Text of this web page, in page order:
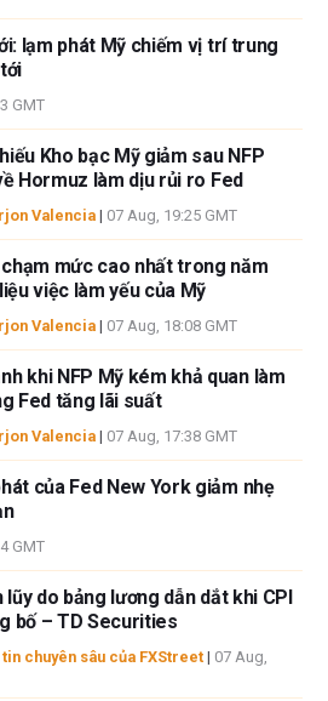
có quan hệ kinh doanh với bất kỳ công ty
nhận được tiền công cho việc viết bài
xác, đầy đủ hoặc phù hợp của thông
không chịu trách nhiệm về bất kỳ sai sót,
thương tích hoặc thiệt hại nào phát sinh từ
hoặc sử dụng thông tin này. Ngoại trừ các
là các cố vấn đầu tư đã đăng ký và không
này nhằm mục đích tư vấn đầu tư.
lạm phát Mỹ chiếm vị trí trung
GMT
Kho bạc Mỹ giảm sau NFP
Hormuz làm dịu rủi ro Fed
Valencia | 07 Aug, 19:25 GMT
mức cao nhất trong năm
việc làm yếu của Mỹ
Valencia | 07 Aug, 18:08 GMT
khi NFP Mỹ kém khả quan làm
Fed tăng lãi suất
Valencia | 07 Aug, 17:38 GMT
của Fed New York giảm nhẹ
GMT
do bảng lương dẫn dắt khi CPI
bố – TD Securities
chuyên sâu của FXStreet | 07 Aug,